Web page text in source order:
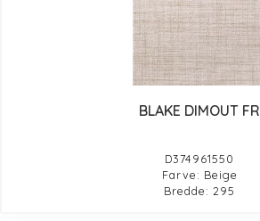
BLAKE DIMOUT FR
D374961550
Farve: Beige
Bredde: 295